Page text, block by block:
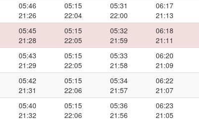
05:46
21:26
05:15
22:04
05:31
22:00
06:17
21:13
05:45
21:28
05:15
22:05
05:32
21:59
06:18
21:11
05:43
21:29
05:15
22:05
05:33
21:58
06:20
21:09
05:42
21:31
05:15
22:06
05:34
21:57
06:22
21:07
05:40
21:32
05:15
22:06
05:36
21:56
06:23
21:05